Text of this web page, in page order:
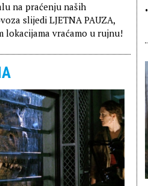
na praćenju naših
slijedi LJETNA PAUZA,
lokacijama vraćamo u rujnu!